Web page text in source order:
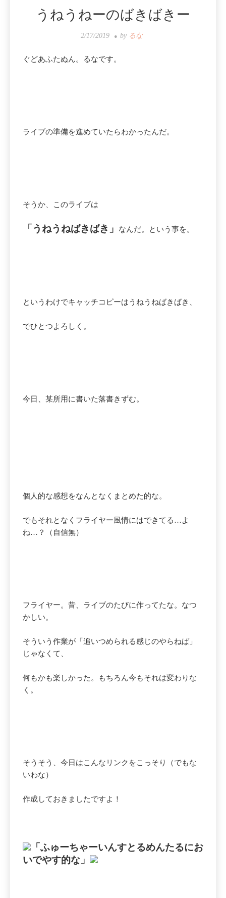
うねうねーのばきばきー
2/17/2019 by るな
ぐどあふたぬん。るなです。
ライブの準備を進めていたらわかったんだ。
そうか、このライブは
「うねうねばきばき」 なんだ。という事を。
というわけでキャッチコピーはうねうねばきばき、
でひとつよろしく。
今日、某所用に書いた落書きずむ。
個人的な感想をなんとなくまとめた的な。
でもそれとなくフライヤー風情にはできてる…よ
ね…？（自信無）
フライヤー。昔、ライブのたびに作ってたな。なつ
かしい。
そういう作業が「追いつめられる感じのやらねば」
じゃなくて、
何もかも楽しかった。もちろん今もそれは変わりな
く。
そうそう、今日はこんなリンクをこっそり（でもな
いわな）
作成しておきましたですよ！
「ふゅーちゃーいんすとるめんたるにお
いでやす的な」